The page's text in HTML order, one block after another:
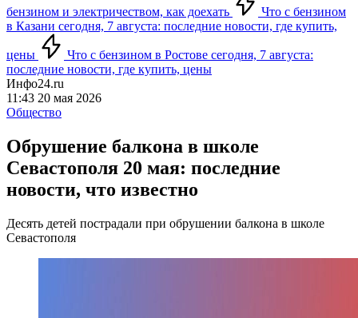
бензином и электричеством, как доехать
Что с бензином
в Казани сегодня, 7 августа: последние новости, где купить,
цены
Что с бензином в Ростове сегодня, 7 августа:
последние новости, где купить, цены
Инфо24.ru
11:43 20 мая 2026
Общество
Обрушение балкона в школе
Севастополя 20 мая: последние
новости, что известно
Десять детей пострадали при обрушении балкона в школе
Севастополя